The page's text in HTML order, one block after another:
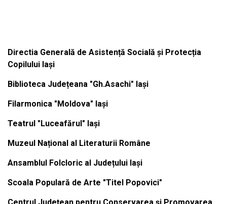
Directia Generală de Asistență Socială și Protecția
Copilului Iași
Biblioteca Județeana "Gh.Asachi" Iași
Filarmonica "Moldova" Iași
Teatrul "Luceafărul" Iași
Muzeul Național al Literaturii Române
Ansamblul Folcloric al Județului Iași
Scoala Populară de Arte "Titel Popovici"